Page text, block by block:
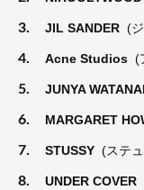
3. JIL SANDER (
4. Acne Studios (
5. JUNYA
6. MARGARET
7. STUSSY (ステ
8. UNDER COVER